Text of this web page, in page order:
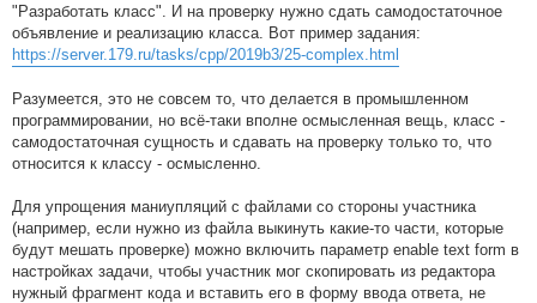
"Разработать класс". И на проверку нужно сдать самодостаточное
объявление и реализацию класса. Вот пример задания:
https://server.179.ru/tasks/cpp/2019b3/25-complex.html
Разумеется, это не совсем то, что делается в промышленном
программировании, но всё-таки вполне осмысленная вещь, класс -
самодостаточная сущность и сдавать на проверку только то, что
относится к классу - осмысленно.
Для упрощения маниупляций с файлами со стороны участника
(например, если нужно из файла выкинуть какие-то части, которые
будут мешать проверке) можно включить параметр enable text form в
настройках задачи, чтобы участник мог скопировать из редактора
нужный фрагмент кода и вставить его в форму ввода ответа, не